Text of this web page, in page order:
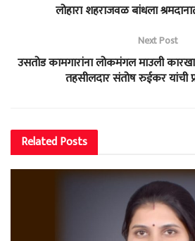
लोहारा शहराजवळ बांधला
Next Post
उसतोड कामगारांना लोकमंगल माउली
तहसीलदार संतोष रुईकर यांची
RelatedPosts